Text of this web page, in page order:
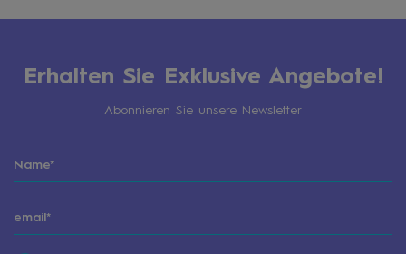
Erhalten Sie Exklusive Angebote!
Abonnieren Sie unsere Newsletter